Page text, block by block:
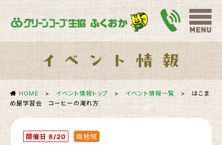
HOME >イベント情報トップ >イベント情報一覧> はこま
め屋学習会 コーヒーの淹れ方
開催日 8/20 南地域